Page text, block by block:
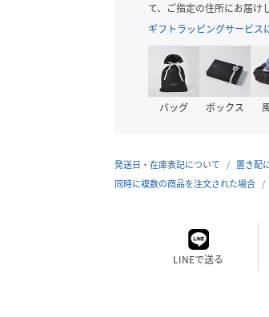
て、ご指定の住所にお届け
ギフトラッピングサービス
バッグ ボックス
発送日・在庫表記について 置き配
同時に複数の商品を注文された場合
LINEで送る